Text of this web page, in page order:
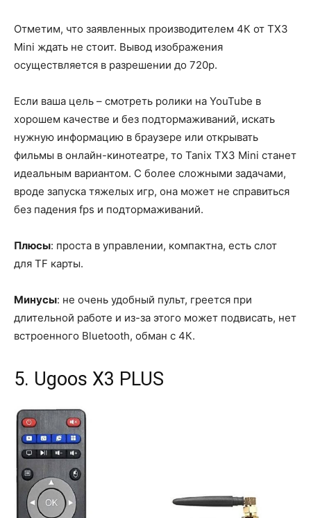
Отметим, что заявленных производителем 4К от TX3
Mini ждать не стоит. Вывод изображения
осуществляется в разрешении до 720р.
Если ваша цель – смотреть ролики на YouTube в
хорошем качестве и без подтормаживаний, искать
нужную информацию в браузере или открывать
фильмы в онлайн-кинотеатре, то Tanix TX3 Mini станет
идеальным вариантом. С более сложными задачами,
вроде запуска тяжелых игр, она может не справиться
без падения fps и подтормаживаний.
Плюсы: проста в управлении, компактна, есть слот
для TF карты.
Минусы: не очень удобный пульт, греется при
длительной работе и из-за этого может подвисать, нет
встроенного Bluetooth, обман с 4К.
5. Ugoos X3 PLUS